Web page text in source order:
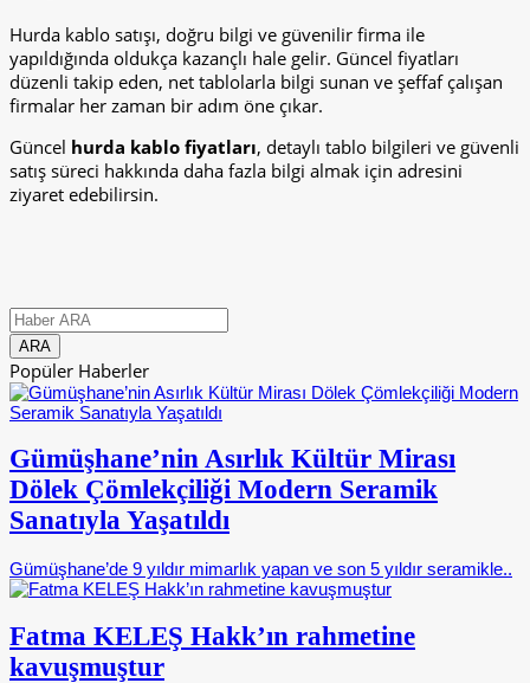
Hurda kablo satışı, doğru bilgi ve güvenilir firma ile
yapıldığında oldukça kazançlı hale gelir. Güncel fiyatları
düzenli takip eden, net tablolarla bilgi sunan ve şeffaf çalışan
firmalar her zaman bir adım öne çıkar.
Güncel hurda kablo fiyatları, detaylı tablo bilgileri ve güvenli
satış süreci hakkında daha fazla bilgi almak için adresini
ziyaret edebilirsin.
Popüler Haberler
Gümüşhane’nin Asırlık Kültür Mirası
Dölek Çömlekçiliği Modern Seramik
Sanatıyla Yaşatıldı
Gümüşhane’de 9 yıldır mimarlık yapan ve son 5 yıldır seramikle..
Fatma KELEŞ Hakk’ın rahmetine
kavuşmuştur